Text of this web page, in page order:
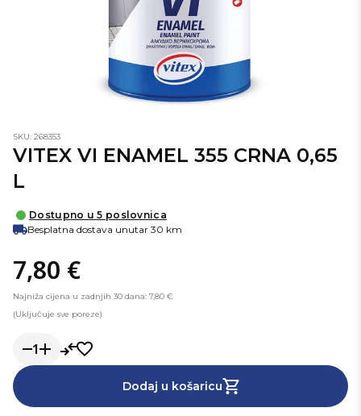
SKU: 268353
VITEX VI ENAMEL 355 CRNA 0,65
L
Dostupno u 5 poslovnica
Besplatna dostava unutar 30 km
7,80 €
Najniža cijena u zadnjih 30 dana: 7,80 €
(Uključuje sve poreze)
1
Dodaj u košaricu